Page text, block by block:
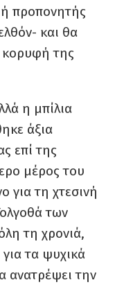
προπονητής
και θα
κορυφή της
η μπίλια
άξια
επί της
μέρος του
για τη χτεσινή
των
τη χρονιά,
τα ψυχικά
ανατρέψει την